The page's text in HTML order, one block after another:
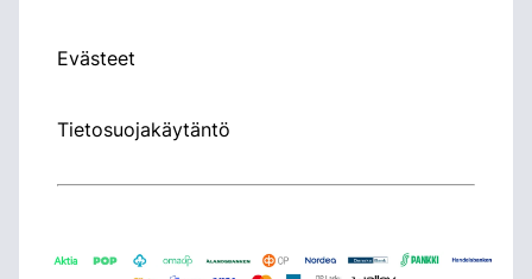
Evästeet
Tietosuojakäytäntö